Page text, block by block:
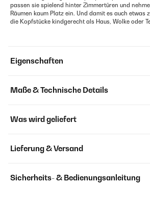
passen sie spielend hinter Zimmertüren und
Räumen kaum Platz ein. Und damit es auch etwas
die Kopfstücke kindgerecht als Haus, Wolke oder
Eigenschaften
Maße & Technische Details
Was wird geliefert
Lieferung & Versand
Sicherheits- & Bedienungsanleitung